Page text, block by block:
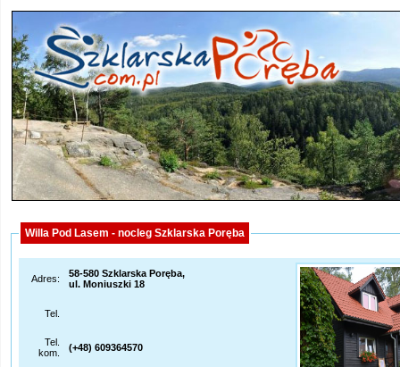
Willa Pod Lasem - nocleg Szklarska Poręba
Adres:
58-580 Szklarska Poręba,
ul. Moniuszki 18
Tel.
Tel.
kom.
(+48) 609364570